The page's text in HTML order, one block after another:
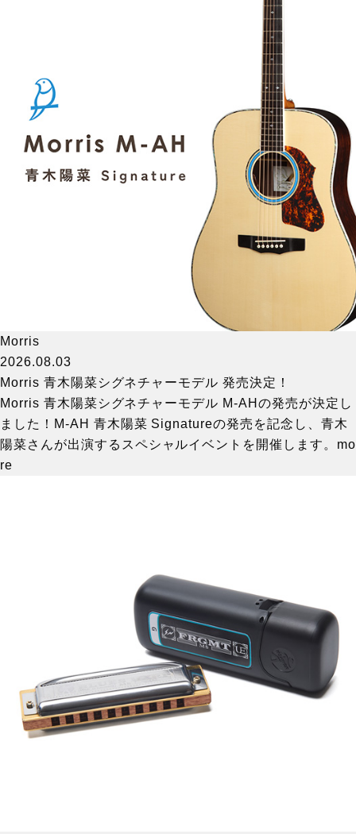
Morris
2026.08.03
Morris 青木陽菜シグネチャーモデル 発売決定！
Morris 青木陽菜シグネチャーモデル M-AHの発売が決定し
ました！M-AH 青木陽菜 Signatureの発売を記念し、青木
陽菜さんが出演するスペシャルイベントを開催します。 mo
re